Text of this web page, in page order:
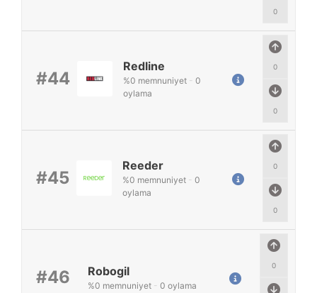
0
#44
0
0
Redline
%0 memnuniyet - 0
oylama
#45
0
0
Reeder
%0 memnuniyet - 0
oylama
#46
0
Robogil
%0 memnuniyet - 0 oylama